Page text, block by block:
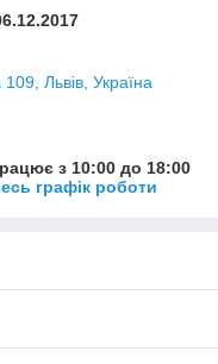
Львів, Україна
з 10:00 до 18:00
графік роботи